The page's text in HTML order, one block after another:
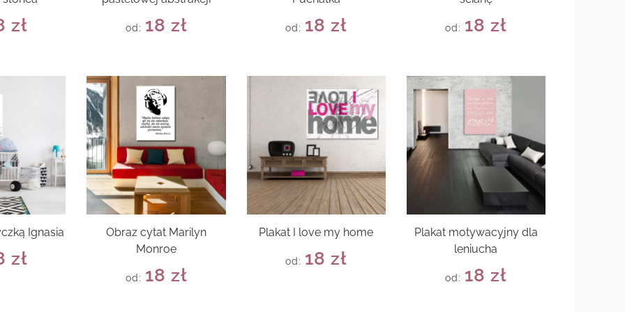
zł od: 18 zł od: 18zł od: 18zł
Ignasia
zł
Obraz cytat Marilyn
Monroe
od: 18 zł
Plakat I love my home
od: 18zł
Plakat motywacyjny dla
leniucha
od: 18zł